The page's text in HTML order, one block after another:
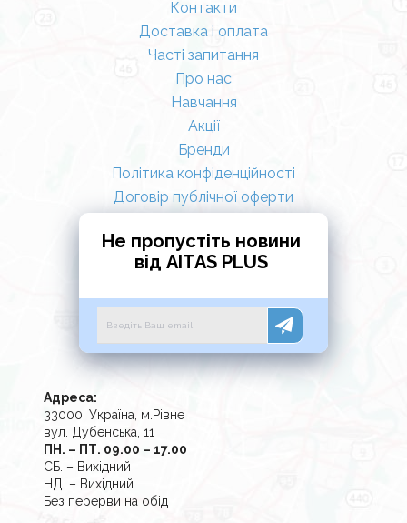
Контакти
Доставка і оплата
Часті запитання
Про нас
Навчання
Акції
Бренди
Політика конфіденційності
Договір публічної оферти
Не пропустіть новини
від AITAS PLUS
Адреса:
33000, Україна, м.Рівне
вул. Дубенська, 11
ПН. – ПТ. 09.00 – 17.00
СБ. – Вихідний
НД. – Вихідний
Без перерви на обід